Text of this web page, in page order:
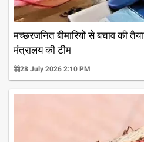
मच्छरजनित बीमारियों से बचाव की
मंत्रालय की टीम
28 July 2026 2:10 PM